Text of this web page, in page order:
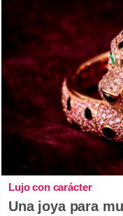
Lujo con carácter
Una joya para